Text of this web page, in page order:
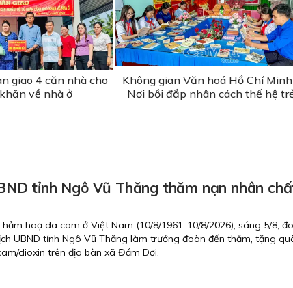
giao 4 căn nhà cho
về nhà ở
Không gian Văn hoá Hồ Chí
Nơi bồi đắp nhân cách thế hệ
tỉnh Ngô Vũ Thăng thăm nạn nhân
hoạ da cam ở Việt Nam (10/8/1961-10/8/2026), sáng 5/8,
UBND tỉnh Ngô Vũ Thăng làm trưởng đoàn đến thăm, tặng
dioxin trên địa bàn xã Đầm Dơi.